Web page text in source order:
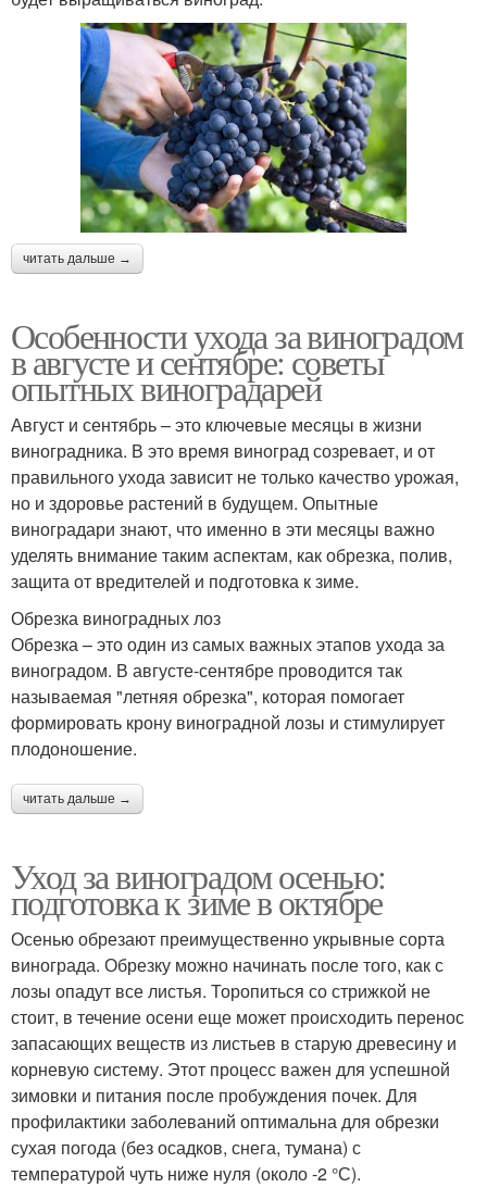
читать дальше →
Особенности ухода за виноградом
в августе и сентябре: советы
опытных виноградарей
Август и сентябрь – это ключевые месяцы в жизни
виноградника. В это время виноград созревает, и от
правильного ухода зависит не только качество урожая,
но и здоровье растений в будущем. Опытные
виноградари знают, что именно в эти месяцы важно
уделять внимание таким аспектам, как обрезка, полив,
защита от вредителей и подготовка к зиме.
Обрезка виноградных лоз
Обрезка – это один из самых важных этапов ухода за
виноградом. В августе-сентябре проводится так
называемая "летняя обрезка", которая помогает
формировать крону виноградной лозы и стимулирует
плодоношение.
читать дальше →
Уход за виноградом осенью:
подготовка к зиме в октябре
Осенью обрезают преимущественно укрывные сорта
винограда. Обрезку можно начинать после того, как с
лозы опадут все листья. Торопиться со стрижкой не
стоит, в течение осени еще может происходить перенос
запасающих веществ из листьев в старую древесину и
корневую систему. Этот процесс важен для успешной
зимовки и питания после пробуждения почек. Для
профилактики заболеваний оптимальна для обрезки
сухая погода (без осадков, снега, тумана) с
температурой чуть ниже нуля (около -2 °С).